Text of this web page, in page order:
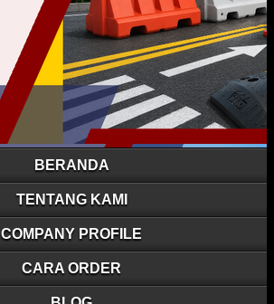
BERANDA
TENTANG KAMI
COMPANY PROFILE
CARA ORDER